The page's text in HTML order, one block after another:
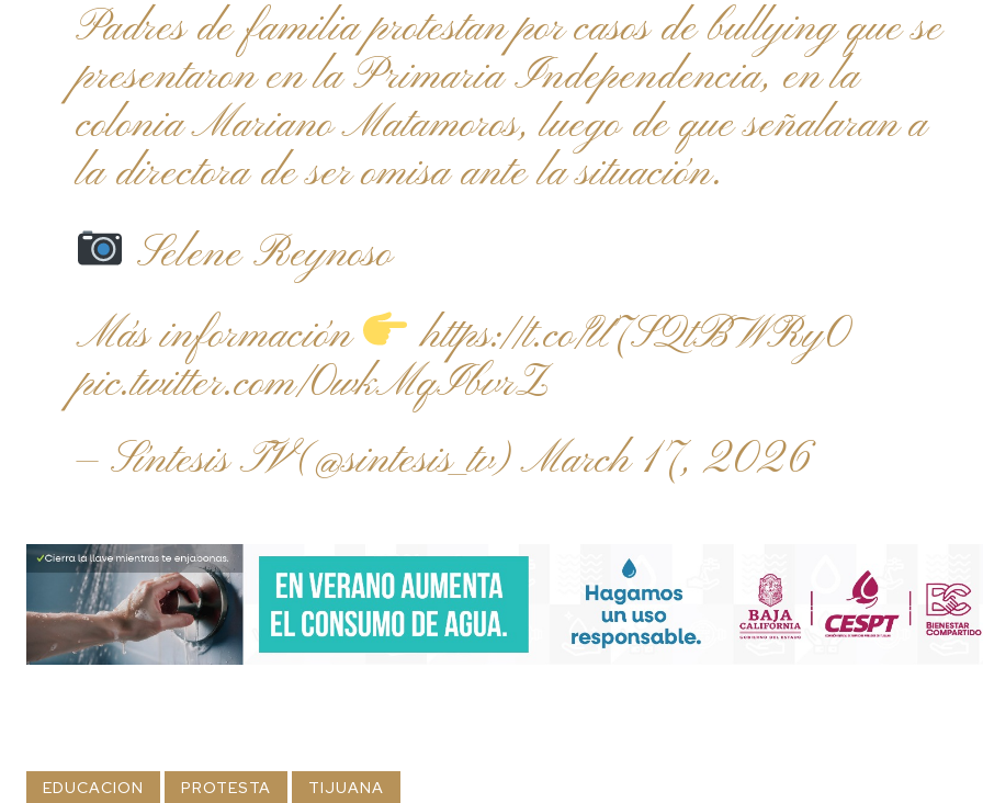
Padres de familia protestan por casos de bullying que se
presentaron en la Primaria Independencia, en la
colonia Mariano Matamoros, luego de que señalaran a
la directora de ser omisa ante la situación.
Selene Reynoso
Más información
https://t.co/U7SQtBWRy0
pic.twitter.com/0wkMqIbvrZ
— Síntesis TV (@sintesis_tv)March 17, 2026
EDUCACION PROTESTA TIJUANA